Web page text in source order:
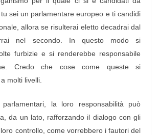
sei un parlamentare europeo e ti candidi
allora se risulterai eletto decadrai dal
nel secondo. In questo modo si
furbizie e si renderebbe responsabile
Credo che cose come queste si
molti livelli.
la loro responsabilità può
da un lato, rafforzando il dialogo con gli
controllo, come vorrebbero i fautori del